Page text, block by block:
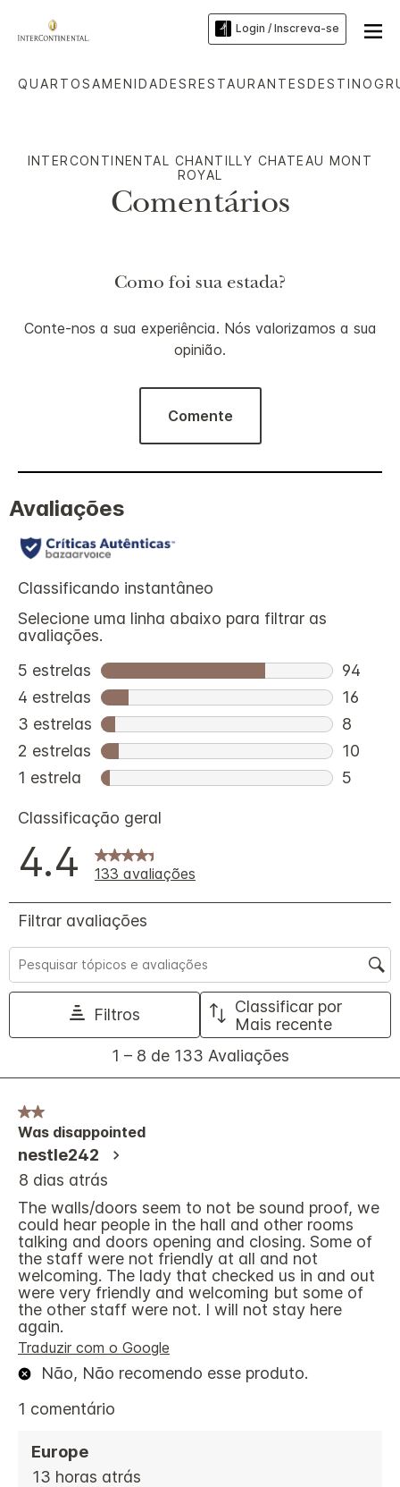
Login / Inscreva-se
QUARTOSAMENIDADESRESTAURANTESDESTINO
INTERCONTINENTAL CHANTILLY CHATEAU MONT
ROYAL
Comentários
Como foi sua estada?
Conte-nos a sua experiência. Nós valorizamos a sua
opinião.
Comente